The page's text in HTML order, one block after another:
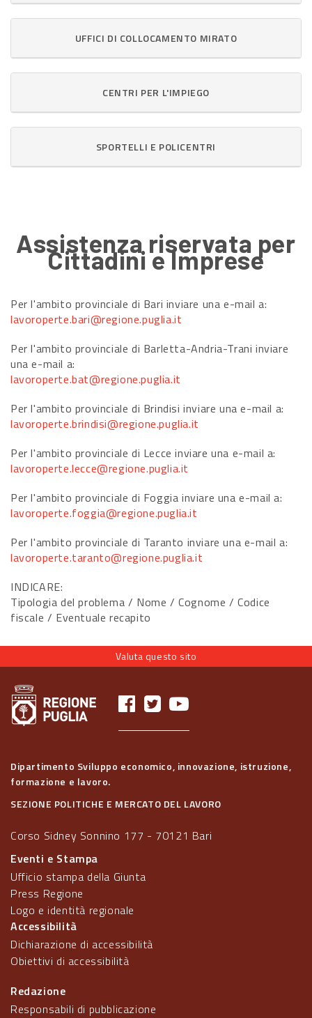
UFFICI DI COLLOCAMENTO MIRATO
CENTRI PER L'IMPIEGO
SPORTELLI E POLICENTRI
Assistenza riservata per
Cittadini e Imprese
Per l'ambito provinciale di Bari inviare una e-mail a:
lavoroperte.bari@regione.puglia.it
Per l'ambito provinciale di Barletta-Andria-Trani inviare
una e-mail a:
lavoroperte.bat@regione.puglia.it
Per l'ambito provinciale di Brindisi inviare una e-mail a:
lavoroperte.brindisi@regione.puglia.it
Per l'ambito provinciale di Lecce inviare una e-mail a:
lavoroperte.lecce@regione.puglia.it
Per l'ambito provinciale di Foggia inviare una e-mail a:
lavoroperte.foggia@regione.puglia.it
Per l'ambito provinciale di Taranto inviare una e-mail a:
lavoroperte.taranto@regione.puglia.it
INDICARE:
Tipologia del problema / Nome / Cognome / Codice
fiscale / Eventuale recapito
Valuta questo sito
Dipartimento Sviluppo economico, innovazione, istruzione,
formazione e lavoro.
SEZIONE POLITICHE E MERCATO DEL LAVORO
Corso Sidney Sonnino 177 - 70121 Bari
Eventi e Stampa
Ufficio stampa della Giunta
Press Regione
Logo e identità regionale
Accessibilità
Dichiarazione di accessibilità
Obiettivi di accessibilità
Redazione
Responsabili di pubblicazione